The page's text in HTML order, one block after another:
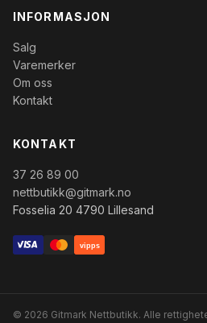
INFORMASJON
Salg
Varemerker
Om oss
Kontakt
KONTAKT
37 26 89 00
nettbutikk@gitmark.no
Fosselia 20 4790 Lillesand
vipps
© 2026 Gitmark Nettbutikk. Alle